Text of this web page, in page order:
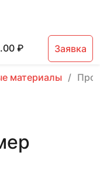
₽ Заявка
материалы